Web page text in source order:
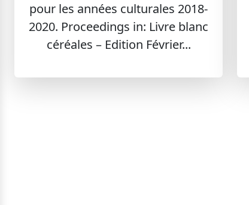
pour les années culturales 2018-
2020. Proceedings in: Livre blanc
céréales – Edition Février...